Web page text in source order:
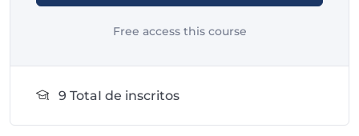
Free access this course
9 TotaI de inscritos